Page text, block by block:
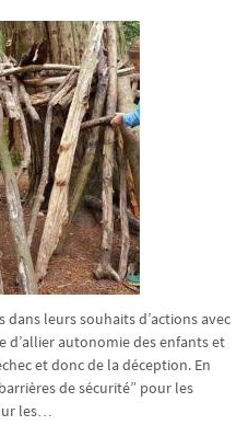
leurs souhaits d’actions avec
d’allier autonomie des enfants et
et donc de la déception. En
de sécurité” pour les
les…